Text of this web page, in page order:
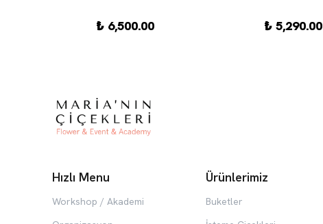
₺ 6,500.00 ₺ 5,290.00
Hızlı Menu
Workshop / Akademi
Ürünlerimiz
Buketler